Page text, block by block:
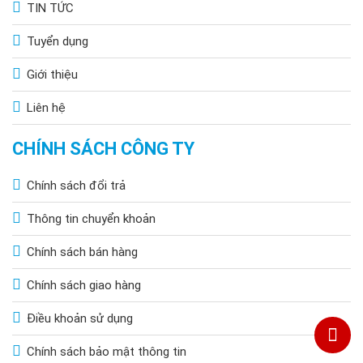
Xưởng cơ khí, sản xuất kim loại
Yêu cầu lux cao, ánh sáng trắng 6000–6500K giúp tăng
độ tương phản bề mặt kim loại.
Độ cao lắp lý tưởng:6m. Khoảng cách đèn: 4–5m tùy
diện tích.
Kho logistics và trung tâm phân phối
5–6m, bố trí theo dãy song song kệ hàng.
Bạn có thể kết hợp thêmđèn LEDphụ trợ ở khu vực
đóng gói chi tiết.
Nhà thi đấu trong nhà, sân thể thao nhỏ
Với góc 90°, đèn phù hợp chiếu khu vực tập luyện cầu
lông, bóng chuyền trong nhà.
Nếu bạn đang làm sân thể thao chuyên nghiệp ngoài trời,
bạn nên tham khảo thêm giải phápđèn LED sân
pickleballđể đảm bảo lux theo tiêu chuẩn thi đấu.
TIN TỨC
Tuyển dụng
Giới thiệu
Liên hệ
CHÍNH SÁCH CÔNG TY
Chính sách đổi trả
Thông tin chuyển khoản
Chính sách bán hàng
Chính sách giao hàng
Điều khoản sử dụng
Chính sách bảo mật thông tin